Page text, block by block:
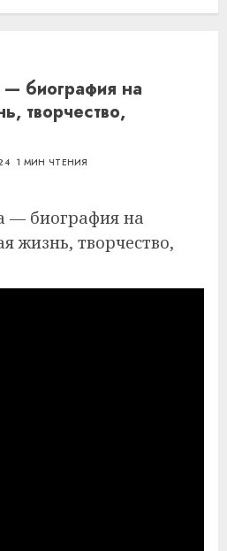
биография на
творчество,
1 МИН ЧТЕНИЯ